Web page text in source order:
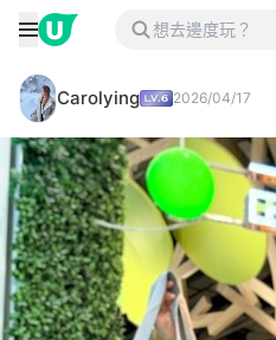
Carolying 2026/04/17